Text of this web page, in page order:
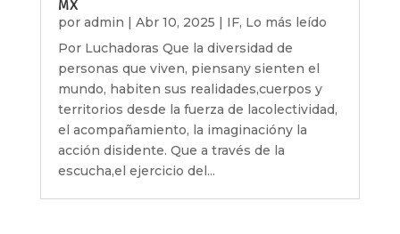
MX
por admin Abr 10, 2025 IF, Lo más leído
Por Luchadoras Que la diversidad de
personas que viven, piensany sienten el
mundo, habiten sus realidades,cuerpos y
territorios desde la fuerza de lacolectividad,
el acompañamiento, la imaginacióny la
acción disidente. Que a través de la
escucha,el ejercicio del...